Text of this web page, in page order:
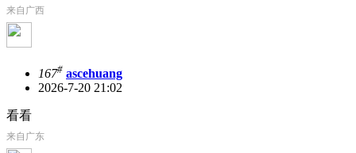
来自广西
167# ascehuang
2026-7-20 21:02
看看
来自广东